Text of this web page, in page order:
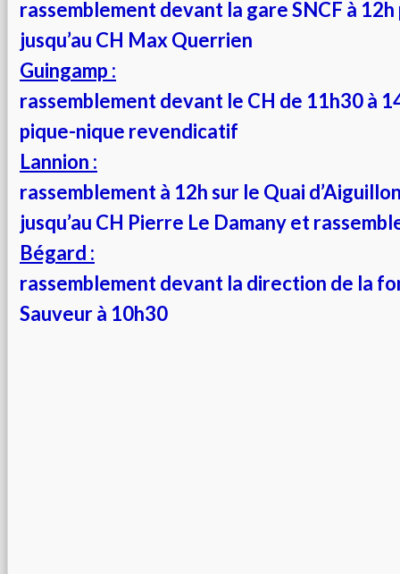
rassemblement devant la gare SNCF à
jusqu’au CH Max Querrien
Guingamp :
rassemblement devant le CH de 11h30 à
pique-nique revendicatif
Lannion :
rassemblement à 12h sur le Quai
jusqu’au CH Pierre Le Damany et
Bégard :
rassemblement devant la direction de la
Sauveur à 10h30